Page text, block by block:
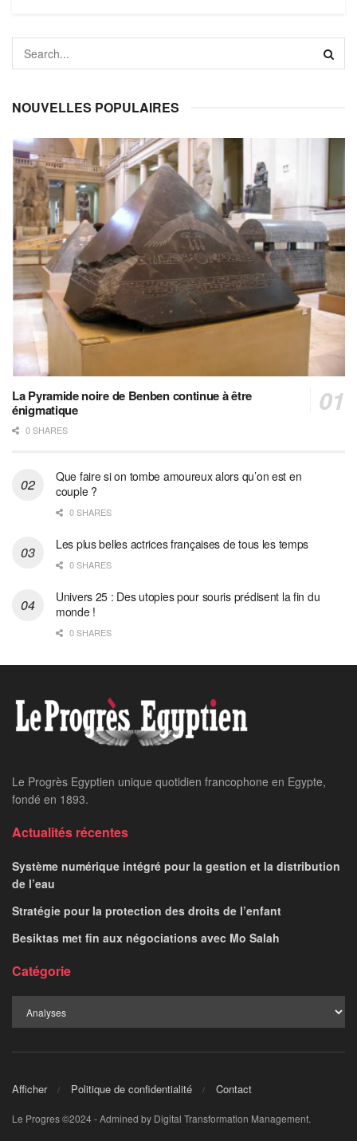
NOUVELLES POPULAIRES
La Pyramide noire de Benben continue à être
énigmatique
0 SHARES
Que faire si on tombe amoureux alors qu’on est en
couple ?
0 SHARES
Les plus belles actrices françaises de tous les temps
0 SHARES
Univers 25 : Des utopies pour souris prédisent la fin du
monde !
0 SHARES
Le Progrès Egyptien unique quotidien francophone en Egypte,
fondé en 1893.
Actualités récentes
Système numérique intégré pour la gestion et la distribution
de l’eau
Stratégie pour la protection des droits de l’enfant
Besiktas met fin aux négociations avec Mo Salah
Catégorie
Afficher Politique de confidentialité Contact
Le Progres ©2024 - Admined by Digital Transformation Management.